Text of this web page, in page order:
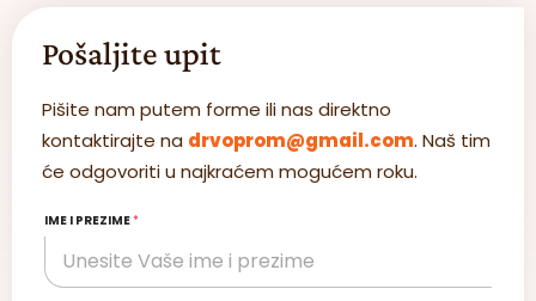
Pošaljite upit
Pišite nam putem forme ili nas direktno
kontaktirajte na drvoprom@gmail.com. Naš tim
će odgovoriti u najkraćem mogućem roku.
IME I PREZIME*